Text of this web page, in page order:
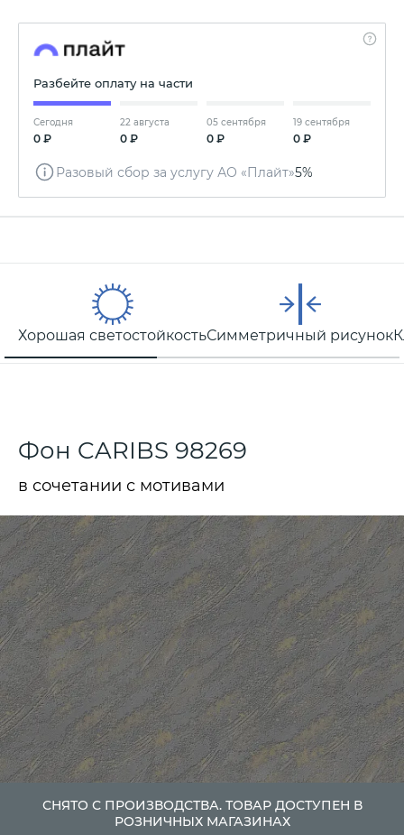
Разбейте оплату на части
Сегодня
0 ₽
22 августа
0 ₽
05 сентября
0 ₽
19 сентября
0 ₽
Разовый сбор за услугу АО «Плайт»5%
Хорошая светостойкостьСимметричный рисунок
Фон CARIBS 98269
в сочетании с мотивами
СНЯТО С ПРОИЗВОДСТВА. ТОВАР ДОСТУПЕН В
РОЗНИЧНЫХ МАГАЗИНАХ